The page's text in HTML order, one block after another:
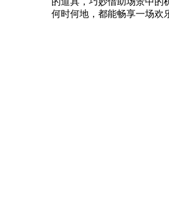
何时何地，都能畅享一场欢